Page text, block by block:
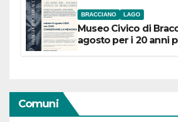
BRACCIANO LAGO
Museo Civico di
agosto per i 20 anni
Comuni